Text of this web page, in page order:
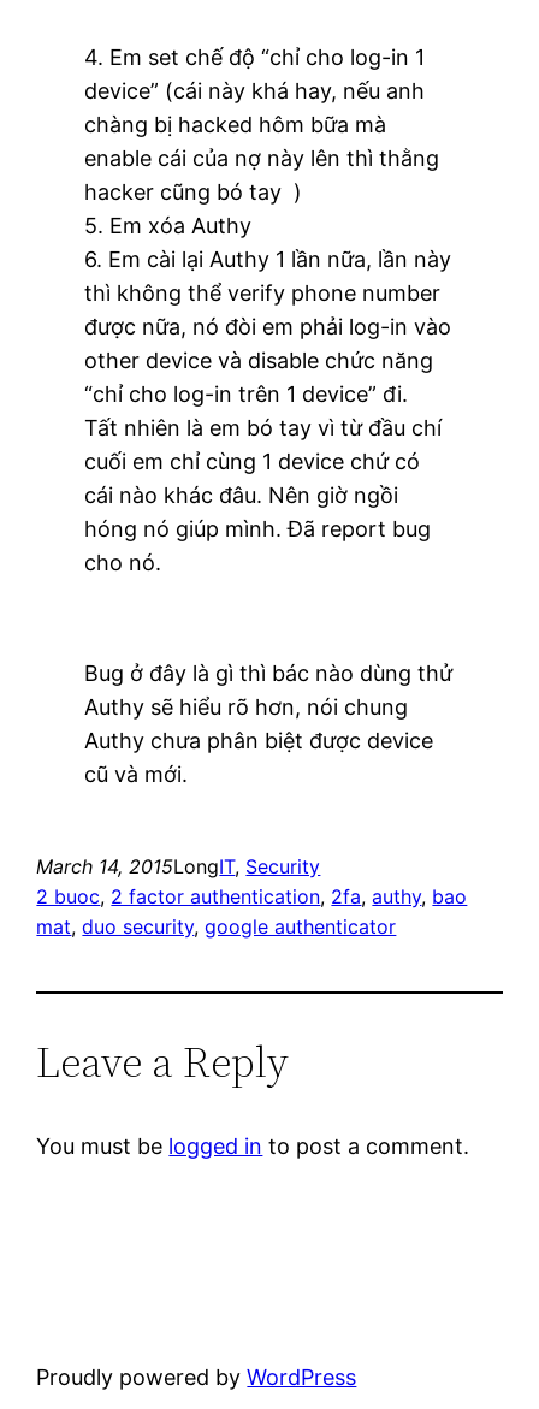
4. Em set chế độ “chỉ cho log-in 1
device” (cái này khá hay, nếu anh
chàng bị hacked hôm bữa mà
enable cái của nợ này lên thì thằng
hacker cũng bó tay )
5. Em xóa Authy
6. Em cài lại Authy 1 lần nữa, lần này
thì không thể verify phone number
được nữa, nó đòi em phải log-in vào
other device và disable chức năng
“chỉ cho log-in trên 1 device” đi.
Tất nhiên là em bó tay vì từ đầu chí
cuối em chỉ cùng 1 device chứ có
cái nào khác đâu. Nên giờ ngồi
hóng nó giúp mình. Đã report bug
cho nó.
Bug ở đây là gì thì bác nào dùng thử
Authy sẽ hiểu rõ hơn, nói chung
Authy chưa phân biệt được device
cũ và mới.
March 14, 2015LongIT, Security
2 buoc, 2 factor authentication, 2fa, authy, bao
mat, duo security, google authenticator
Leave a Reply
You must be logged in to post a comment.
Proudly powered byWordPress